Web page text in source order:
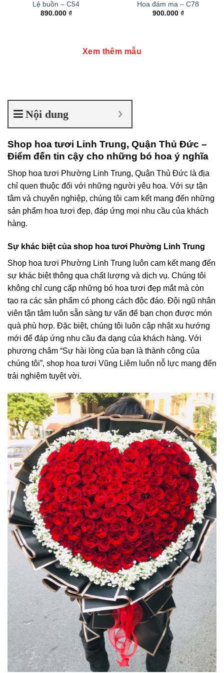
Lệ buồn – C54
890.000 ₫
Hoa đám ma – C78
900.000 ₫
Xem thêm mẫu
Nội dung
Shop hoa tươi Linh Trung, Quận Thủ Đức –
Điểm đến tin cậy cho những bó hoa ý nghĩa
Shop hoa tươi Phường Linh Trung, Quận Thủ Đức là địa
chỉ quen thuộc đối với những người yêu hoa. Với sự tận
tâm và chuyên nghiệp, chúng tôi cam kết mang đến những
sản phẩm hoa tươi đẹp, đáp ứng mọi nhu cầu của khách
hàng.
Sự khác biệt của shop hoa tươi Phường Linh Trung
Shop hoa tươi Phường Linh Trung luôn cam kết mang đến
sự khác biệt thông qua chất lượng và dịch vụ. Chúng tôi
không chỉ cung cấp những bó hoa tươi đẹp mắt mà còn
tạo ra các sản phẩm có phong cách độc đáo. Đội ngũ nhân
viên tận tâm luôn sẵn sàng tư vấn để bạn chọn được món
quà phù hợp. Đặc biệt, chúng tôi luôn cập nhật xu hướng
mới để đáp ứng nhu cầu đa dạng của khách hàng. Với
phương châm “Sự hài lòng của bạn là thành công của
chúng tôi”, shop hoa tươi Vũng Liêm luôn nỗ lực mang đến
trải nghiệm tuyệt vời.